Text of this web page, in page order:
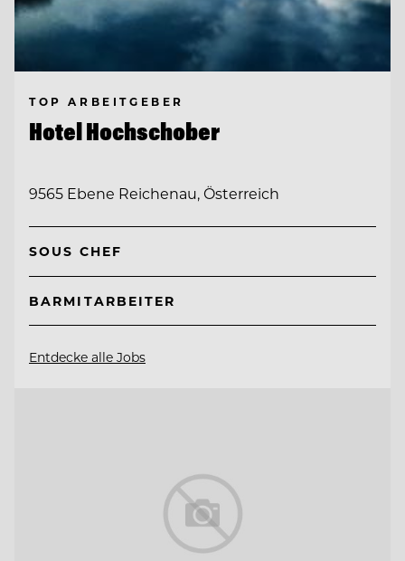
TOP ARBEITGEBER
Hotel Hochschober
9565 Ebene Reichenau, Österreich
SOUS CHEF
BARMITARBEITER
Entdecke alle Jobs